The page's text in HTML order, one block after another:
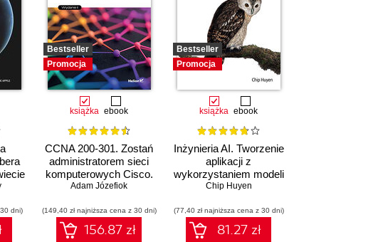
dni)
Bestseller
Promocja
książka ebook
CCNA 200-301. Zostań
administratorem sieci
komputerowych Cisco.
Wydanie II
Adam Józefiok
(149,40 zł najniższa cena z 30 dni)
156.87 zł
Bestseller
Promocja
książka ebook
Inżynieria AI. Tworzenie
aplikacji z
wykorzystaniem modeli
bazowych
Chip Huyen
(77,40 zł najniższa cena z 30 dni)
81.27 zł